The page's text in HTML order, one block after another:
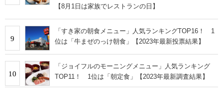
【8月1日は家族でレストランの日】
9
「すき家の朝食メニュー」人気ランキングTOP16！ 1
位は「牛まぜのっけ朝食」【2023年最新投票結果】
10
「ジョイフルのモーニングメニュー」人気ランキング
TOP11！ 1位は「朝定食」【2023年最新調査結果】